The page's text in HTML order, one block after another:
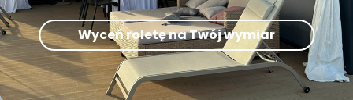
Wyceń roletę na Twój wymiar